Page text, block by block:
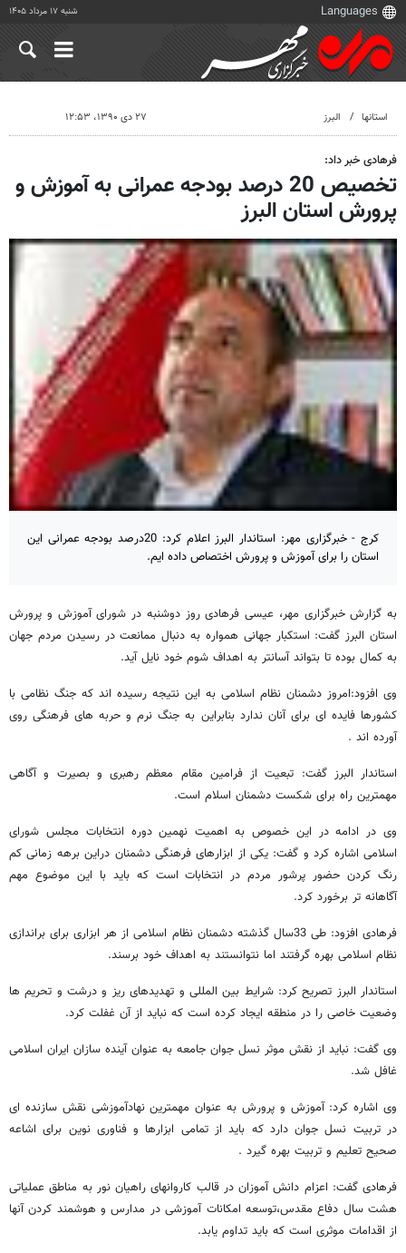
شنبه ۱۷ مرداد ۱۴۰۵
استانها البرز ۲۷ دی ۱۳۹۰، ۱۲:۵۳
فرهادی خبر داد:
تخصیص 20 درصد بودجه عمرانی به آموزش و
پرورش استان البرز
کرج - خبرگزاری مهر: استاندار البرز اعلام کرد: 20درصد بودجه عمرانی این
استان را برای آموزش و پرورش اختصاص داده ایم.
به گزارش خبرگزاری مهر، عیسی فرهادی روز دوشنبه در شورای آموزش و پرورش
استان البرز گفت: استکبار جهانی همواره به دنبال ممانعت در رسیدن مردم جهان
به کمال بوده تا بتواند آسانتر به اهداف شوم خود نایل آید.
وی افزود:امروز دشمنان نظام اسلامی به این نتیجه رسیده اند که جنگ نظامی با
کشورها فایده ای برای آنان ندارد بنابراین به جنگ نرم و حربه های فرهنگی روی
آورده اند .
استاندار البرز گفت: تبعیت از فرامین مقام معظم رهبری و بصیرت و آگاهی
مهمترین راه برای شکست دشمنان اسلام است.
وی در ادامه در این خصوص به اهمیت نهمین دوره انتخابات مجلس شورای
اسلامی اشاره کرد و گفت: یکی از ابزارهای فرهنگی دشمنان دراین برهه زمانی کم
رنگ کردن حضور پرشور مردم در انتخابات است که باید با این موضوع مهم
آگاهانه تر برخورد کرد.
فرهادی افزود: طی 33سال گذشته دشمنان نظام اسلامی از هر ابزاری برای براندازی
نظام اسلامی بهره گرفتند اما نتوانستند به اهداف خود برسند.
استاندار البرز تصریح کرد: شرایط بین المللی و تهدیدهای ریز و درشت و تحریم ها
وضعیت خاصی را در منطقه ایجاد کرده است که نباید از آن غفلت کرد.
وی گفت: نباید از نقش موثر نسل جوان جامعه به عنوان آینده سازان ایران اسلامی
غافل شد.
وی اشاره کرد: آموزش و پرورش به عنوان مهمترین نهادآموزشی نقش سازنده ای
در تربیت نسل جوان دارد که باید از تمامی ابزارها و فناوری نوین برای اشاعه
صحیح تعلیم و تربیت بهره گیرد .
فرهادی گفت: اعزام دانش آموزان در قالب کاروانهای راهیان نور به مناطق عملیاتی
هشت سال دفاع مقدس،توسعه امکانات آموزشی در مدارس و هوشمند کردن آنها
از اقدامات موثری است که باید تداوم یابد.